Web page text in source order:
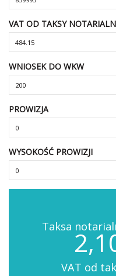
VAT OD TAKSY
WNIOSEK DO WKW
PROWIZJA
WYSOKOŚĆ PROWIZJI
Taksa
VAT od